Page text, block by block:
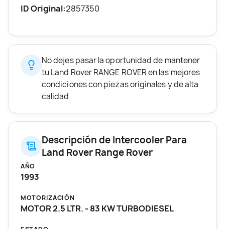
ID Original:2857350
No dejes pasar la oportunidad de mantener
tu Land Rover RANGE ROVER en las mejores
condiciones con piezas originales y de alta
calidad.
Descripción de Intercooler Para
Land Rover Range Rover
AÑO
1993
MOTORIZACIÓN
MOTOR 2.5 LTR. - 83 KW TURBODIESEL